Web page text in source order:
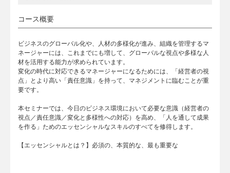
コース概要
ビジネスのグローバル化や、人材の多様化が進み、組織を管理するマ
ネージャーには、これまでにも増して、グローバルな視点や多様な人
材を活用する能力が求められています。
変化の時代に対応できるマネージャーになるためには、「経営者の視
点」とより高い「責任意識」を持って、マネジメントに臨むことが重
要です。
本セミナーでは、今日のビジネス環境において必要な意識（経営者の
視点／責任意識／変化と多様性への対応）を高め、「人を通して成果
を作る」ためのエッセンシャルなスキルのすべてを修得します。
【エッセンシャルとは？】必須の、本質的な、最も重要な